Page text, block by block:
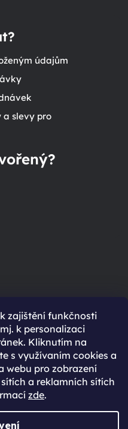
zajištění funkčnosti
k personalizaci
Kliknutím na
s využívaním cookies a
webu pro zobrazení
a reklamních sítích
zde.
údajům
a slevy pro
údajům
pro registrované